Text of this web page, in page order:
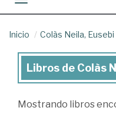
Inicio Colàs Neila, Eusebi
Libros
Colàs
Libros de Colàs
Mostrando libros